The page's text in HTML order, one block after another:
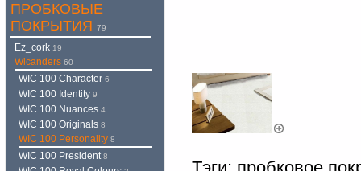
ПРОБКОВЫЕ
ПОКРЫТИЯ 79
Ez_cork 19
Wicanders 60
WIC 100 Character 6
WIC 100 Identity 9
WIC 100 Nuances 4
WIC 100 Originals 8
WIC 100 Personality 8
WIC 100 President8